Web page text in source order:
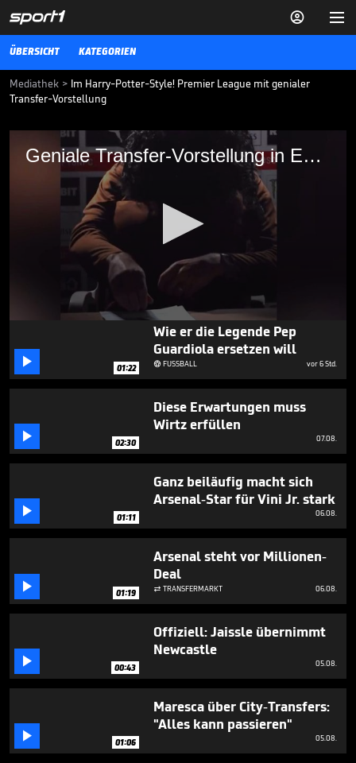


ÜBERSICHT KATEGORIEN
Mediathek > Im Harry-Potter-Style! Premier League mit genialer
Transfer-Vorstellung
Geniale Transfer-Vorstellung in England!
of
seconds
Geniale Transfer-Vorstellung in England!
Es hatte sich in den vergangenen Tagen angedeutet, dass Aaron
Ramsdale den FC Arsenal noch verlassen könnte, jetzt ist es offiziell.
Deutet Teamkollege hier
Rodris Abschied an?
 01:22
Wie er die Legende Pep
Guardiola ersetzen will
FUSSBALL vor 6 Std.
 02:30
Diese Erwartungen muss
Wirtz erfüllen
07.08.
 01:11
Ganz beiläufig macht sich
Arsenal-Star für Vini Jr. stark
06.08.
 01:19
Arsenal steht vor Millionen-
Deal
 TRANSFERMARKT 06.08.
 00:43
Offiziell: Jaissle übernimmt
Newcastle
05.08.
 01:06
Maresca über City-Transfers:
"Alles kann passieren"
05.08.